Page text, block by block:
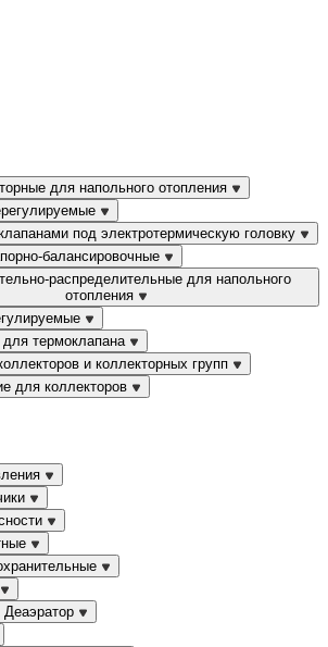
для напольного отопления
под электротермическую головку
балансировочные
распределительные для напольного
отопления
термоклапана
и коллекторных групп
для коллекторов